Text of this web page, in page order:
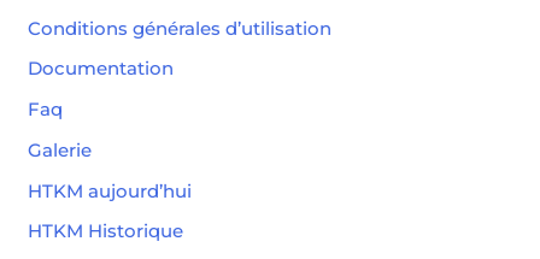
Conditions générales d’utilisation
Documentation
Faq
Galerie
HTKM aujourd’hui
HTKM Historique